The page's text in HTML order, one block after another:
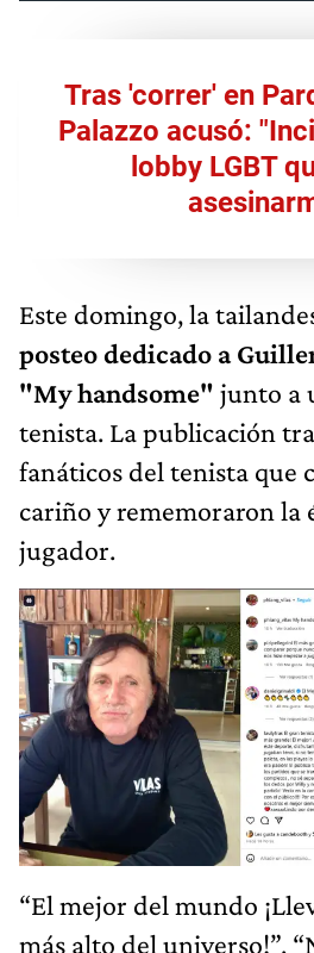
Tras 'correr' en
Palazzo acusó:
lobby LGBT
Este domingo, la
posteo dedicado a
"My handsome" junto a
tenista. La publicación
fanáticos del tenista que
cariño y rememoraron la
jugador.
“El mejor del mundo
más alto del universo!”,